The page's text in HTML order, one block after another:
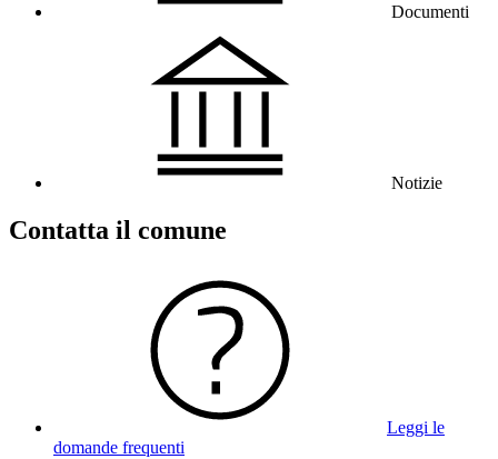
Documenti
Notizie
Contatta il comune
Leggi le
domande frequenti